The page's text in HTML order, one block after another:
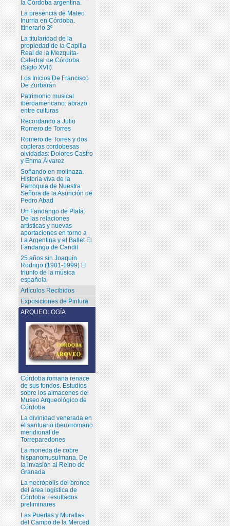
ARQUEOLOGÍA
Córdoba romana renace
de sus fondos. Estudios
sobre los almacenes del
Museo Arqueológico de
Córdoba
La divinidad venerada en
el santuario iberorromano
meridional de
Torreparedones
La moneda de cobre
hispanomusulmana. De
la invasión al Reino de
Granada
La necrópolis del bronce
del área logística de
Córdoba: resultados
preliminares
Las Puertas y Murallas
del Campo de la Merced
la Córdoba argentina.
La presencia de Mateo
Inurria en Córdoba.
Itinerario 3º
La titularidad de la
propiedad de la Capilla
Real de la Mezquita-
Catedral de Córdoba
(Siglo XVII)
Los Inicios De Francisco
De Zurbarán
Patrimonio musical
iberoamericano: abrazo
entre culturas
Recordando a Julio
Romero de Torres
Romero de Torres y dos
copleras cordobesas
olvidadas: Dolores Castro
y Enma Álvarez
Soñando en molinaza.
Historia viva de la
Parroquia de Nuestra
Señora de la Asunción de
Pedro Abad
Un Fandango de Plata:
De las relaciones
artísticas y nuevas
aportaciones en torno a
La Argentina y el Ballet El
Fandango de Candil
25 años sin Joaquín
Rodrigo (1901-1999) El
triunfo de la música
española
Artículos Recibidos
Exposiciones de Pintura